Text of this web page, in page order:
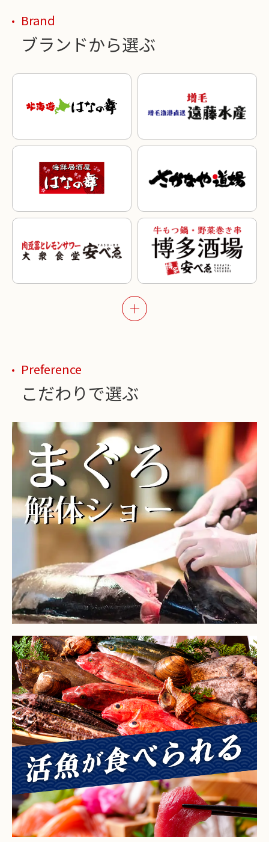
Brand
ブランドから選ぶ
Preference
こだわりで選ぶ